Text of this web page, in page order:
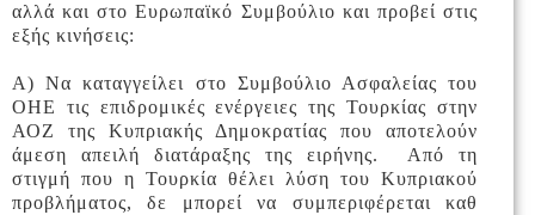
αλλά και στο Ευρωπαϊκό Συμβούλιο και προβεί στις
εξής κινήσεις:
Α) Να καταγγείλει στο Συμβούλιο Ασφαλείας του
ΟΗΕ τις επιδρομικές ενέργειες της Τουρκίας στην
ΑΟΖ της Κυπριακής Δημοκρατίας που αποτελούν
άμεση απειλή διατάραξης της ειρήνης. Από τη
στιγμή που η Τουρκία θέλει λύση του Κυπριακού
προβλήματος, δε μπορεί να συμπεριφέρεται καθ